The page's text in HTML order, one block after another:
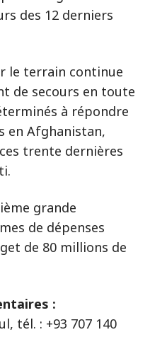
des 12 derniers
le terrain continue
de secours en toute
à répondre
en Afghanistan,
trente dernières
grande
de dépenses
de 80 millions de
:
tél. : +93 707 140